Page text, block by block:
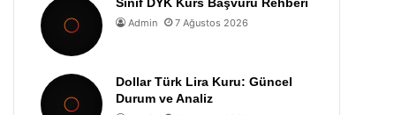
Admin 7 Ağustos 2026
Dollar Türk Lira Kuru: Güncel
Durum ve Analiz